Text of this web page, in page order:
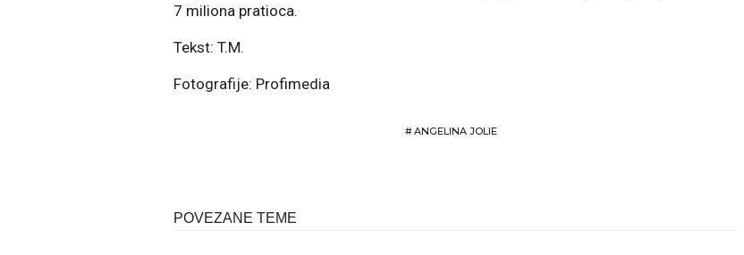
7 miliona pratioca.
Tekst: T.M.
Fotografije: Profimedia
#ANGELINA JOLIE
POVEZANE TEME